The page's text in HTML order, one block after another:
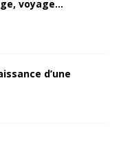
voyage…
d’une